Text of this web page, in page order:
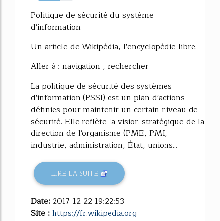
64%
Politique de sécurité du système
d'information
Un article de Wikipédia, l'encyclopédie libre.
Aller à : navigation , rechercher
La politique de sécurité des systèmes
d'information (PSSI) est un plan d'actions
définies pour maintenir un certain niveau de
sécurité. Elle reflète la vision stratégique de la
direction de l'organisme (PME, PMI,
industrie, administration, État, unions...
LIRE LA SUITE
Date: 2017-12-22 19:22:53
Site :https://fr.wikipedia.org